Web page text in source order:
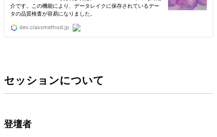
セッションについて
登壇者